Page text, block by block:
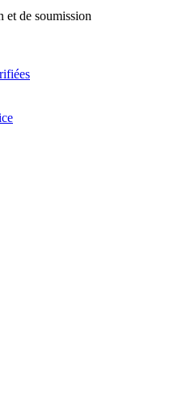
et de soumission